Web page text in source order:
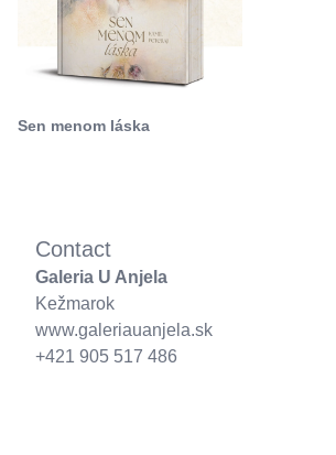
Sen menom láska
Contact
Galeria U Anjela
Kežmarok
www.galeriauanjela.sk
+421 905 517 486